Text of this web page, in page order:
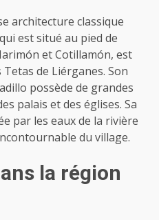
architecture classique
est situé au pied de
et Cotillamón, est
de Liérganes. Son
possède de grandes
palais et des églises. Sa
par les eaux de la rivière
du village.
la région